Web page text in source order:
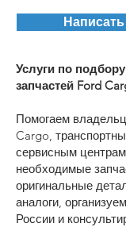
Написать
Услуги по
запчастей Ford
Помогаем
Cargo,
сервисным
необходимые
оригинальные
аналоги,
России и